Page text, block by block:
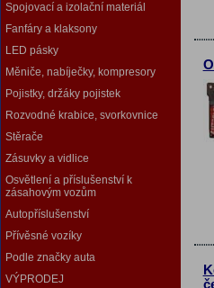
Spojovací a izolační materiál
Fanfáry a klaksony
LED pásky
Měniče, nabíječky, kompresory
Pojistky, držáky pojistek
Rozvodné krabice, svorkovnice
Stěrače
Zásuvky a vidlice
Osvětlení a příslušenství k
zásahovým vozům
Autopříslušenství
Přívěsné vozíky
Podle značky auta
VÝPRODEJ